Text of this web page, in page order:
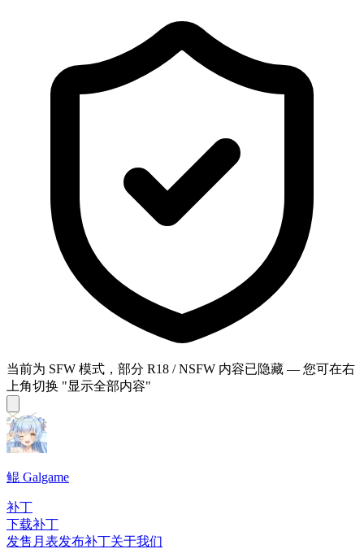
当前为 SFW 模式，部分 R18 / NSFW 内容已隐藏 — 您可在右
上角切换 "显示全部内容"
鲲 Galgame
补丁
下载补丁
发售月表发布补丁关于我们